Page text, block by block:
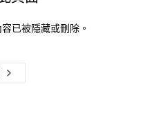
已被隱藏或刪除。